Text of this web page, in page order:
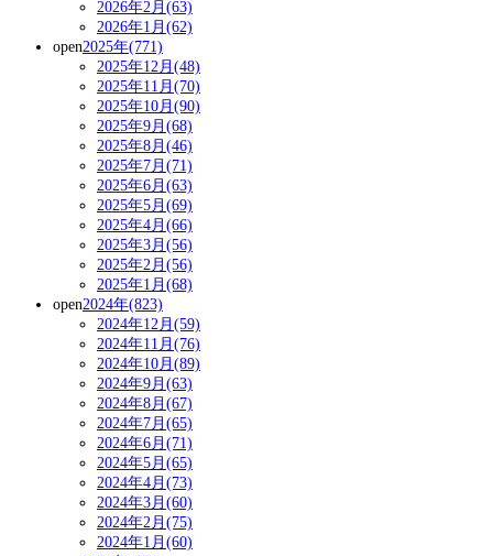
2026年2月(63)
2026年1月(62)
open2025年(771)
2025年12月(48)
2025年11月(70)
2025年10月(90)
2025年9月(68)
2025年8月(46)
2025年7月(71)
2025年6月(63)
2025年5月(69)
2025年4月(66)
2025年3月(56)
2025年2月(56)
2025年1月(68)
open2024年(823)
2024年12月(59)
2024年11月(76)
2024年10月(89)
2024年9月(63)
2024年8月(67)
2024年7月(65)
2024年6月(71)
2024年5月(65)
2024年4月(73)
2024年3月(60)
2024年2月(75)
2024年1月(60)